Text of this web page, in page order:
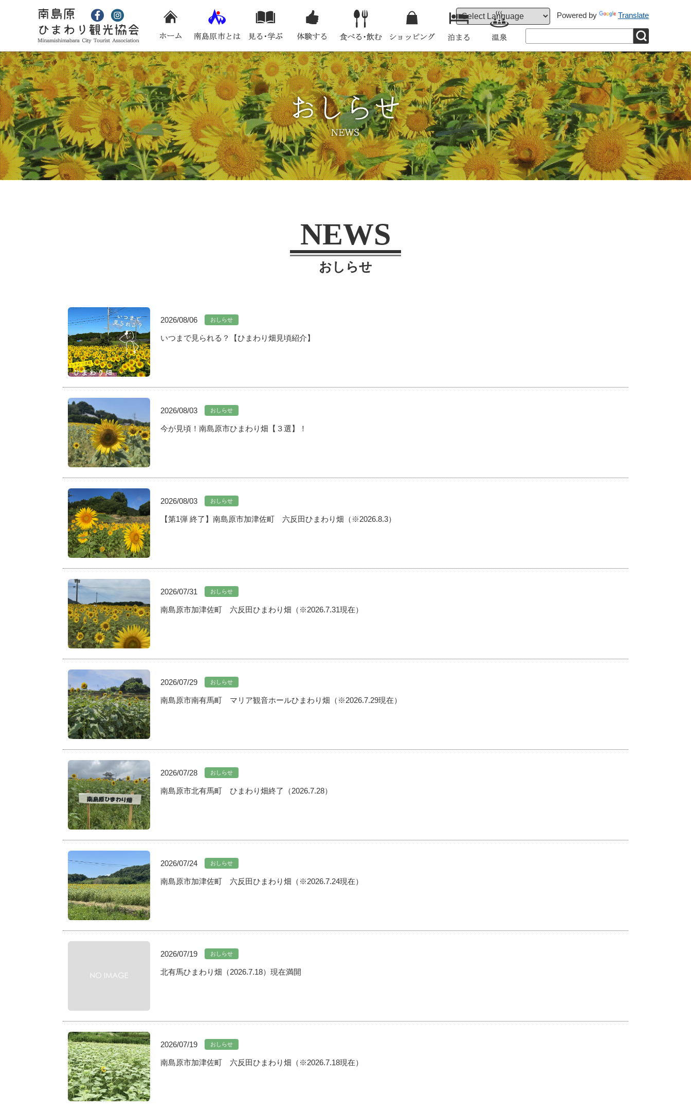
Powered by Translate
NEWS
おしらせ
2026/08/06 おしらせ
いつまで見られる？【ひまわり畑見頃紹介】
2026/08/03 おしらせ
今が見頃！南島原市ひまわり畑【３選】！
2026/08/03 おしらせ
【第1弾 終了】南島原市加津佐町 六反田ひまわり畑（※2026.8.3）
2026/07/31 おしらせ
南島原市加津佐町 六反田ひまわり畑（※2026.7.31現在）
2026/07/29 おしらせ
南島原市南有馬町 マリア観音ホールひまわり畑（※2026.7.29現在）
2026/07/28 おしらせ
南島原市北有馬町 ひまわり畑終了（2026.7.28）
2026/07/24 おしらせ
南島原市加津佐町 六反田ひまわり畑（※2026.7.24現在）
2026/07/19 おしらせ
北有馬ひまわり畑（2026.7.18）現在満開
2026/07/19 おしらせ
南島原市加津佐町 六反田ひまわり畑（※2026.7.18現在）